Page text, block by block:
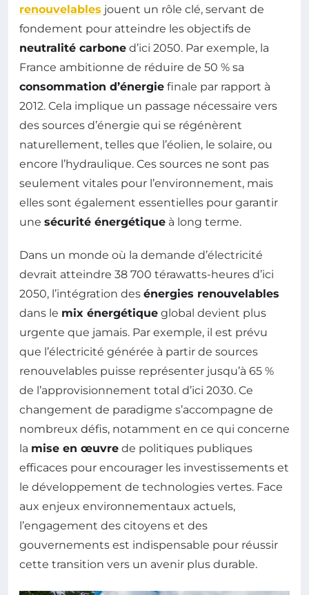
renouvelables jouent un rôle clé, servant de
fondement pour atteindre les objectifs de
neutralité carbone d’ici 2050. Par exemple, la
France ambitionne de réduire de 50 % sa
consommation d’énergie finale par rapport à
2012. Cela implique un passage nécessaire vers
des sources d’énergie qui se régénèrent
naturellement, telles que l’éolien, le solaire, ou
encore l’hydraulique. Ces sources ne sont pas
seulement vitales pour l’environnement, mais
elles sont également essentielles pour garantir
une sécurité énergétique à long terme.
Dans un monde où la demande d’électricité
devrait atteindre 38 700 térawatts-heures d’ici
2050, l’intégration des énergies renouvelables
dans le mix énergétique global devient plus
urgente que jamais. Par exemple, il est prévu
que l’électricité générée à partir de sources
renouvelables puisse représenter jusqu’à 65 %
de l’approvisionnement total d’ici 2030. Ce
changement de paradigme s’accompagne de
nombreux défis, notamment en ce qui concerne
la mise en œuvre de politiques publiques
efficaces pour encourager les investissements et
le développement de technologies vertes. Face
aux enjeux environnementaux actuels,
l’engagement des citoyens et des
gouvernements est indispensable pour réussir
cette transition vers un avenir plus durable.